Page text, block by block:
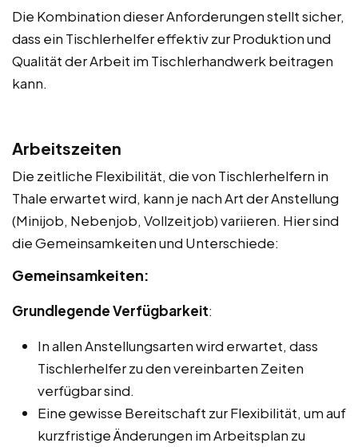
Die Kombination dieser Anforderungen stellt sicher,
dass ein Tischlerhelfer effektiv zur Produktion und
Qualität der Arbeit im Tischlerhandwerk beitragen
kann.
Arbeitszeiten
Die zeitliche Flexibilität, die von Tischlerhelfern in
Thale erwartet wird, kann je nach Art der Anstellung
(Minijob, Nebenjob, Vollzeitjob) variieren. Hier sind
die Gemeinsamkeiten und Unterschiede:
Gemeinsamkeiten:
Grundlegende Verfügbarkeit:
In allen Anstellungsarten wird erwartet, dass
Tischlerhelfer zu den vereinbarten Zeiten
verfügbar sind.
Eine gewisse Bereitschaft zur Flexibilität, um auf
kurzfristige Änderungen im Arbeitsplan zu